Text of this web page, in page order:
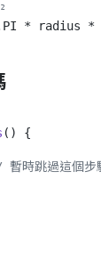
()
{
跳過這個步